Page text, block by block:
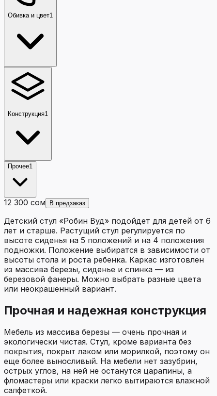
Обивка и цвет1
Конструкция1
Прочее1
12 300 сом В предзаказ
Детский стул «Робин Вуд» подойдет для детей от 6
лет и старше. Растущий стул регулируется по
высоте сиденья на 5 положений и на 4 положения
подножки. Положение выбиратся в зависимости от
высоты стола и роста ребенка. Каркас изготовлен
из массива березы, сиденье и спинка — из
березовой фанеры. Можно выбрать разные цвета
или неокрашенный вариант.
Прочная и надежная конструкция
Мебель из массива березы — очень прочная и
экологически чистая. Стул, кроме варианта без
покрытия, покрыт лаком или морилкой, поэтому он
еще более выносливый. На мебели нет зазубрин,
острых углов, на ней не останутся царапины, а
фломастеры или краски легко вытираются влажной
салфеткой.